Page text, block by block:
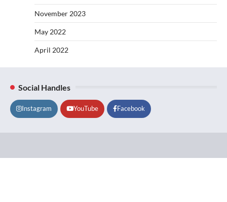
November 2023
May 2022
April 2022
Social Handles
Instagram YouTube Facebook